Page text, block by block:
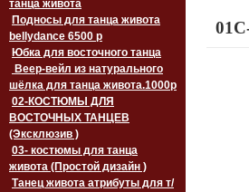
танца живота
Подносы для танца живота
bellydance 6500 p
Юбка для восточного танца
Веер-вейл из натурального
шёлка для танца живота.1000p
02-КОСТЮМЫ ДЛЯ
ВОСТОЧНЫХ ТАНЦЕВ
(Эксклюзив )
03- костюмы для танца
живота (Простой дизайн )
Танец живота атрибуты для т/